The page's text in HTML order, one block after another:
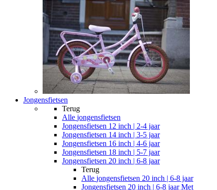
Jongensfietsen
Terug
Alle jongensfietsen
Jongensfietsen 12 inch | 2-4 jaar
Jongensfietsen 14 inch | 3-5 jaar
Jongensfietsen 16 inch | 4-6 jaar
Jongensfietsen 18 inch | 5-7 jaar
Jongensfietsen 20 inch | 6-8 jaar
Terug
Alle jongensfietsen 20 inch | 6-8 jaar
Jongensfietsen 20 inch | 6-8 jaar Met